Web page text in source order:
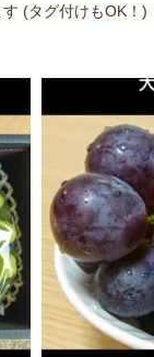
(タグ付けもOK！)